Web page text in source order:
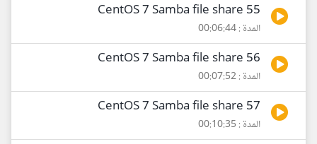
55 CentOS 7 Samba file share
المدة : 00:06:44
56 CentOS 7 Samba file share
المدة : 00:07:52
57 CentOS 7 Samba file share
المدة : 00:10:35